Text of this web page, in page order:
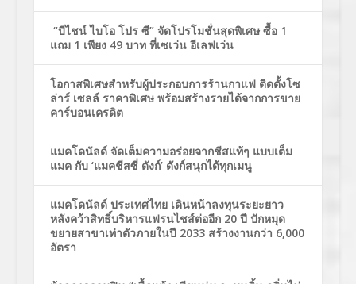
“บีไชน์ ไบโอ โปร ซี” จัดโปรโมชั่นสุดพิเศษ ซื้อ 1
แถม 1 เพียง 49 บาท ที่เซเว่น อีเลฟเว่น
โอกาสพิเศษสำหรับผู้ประกอบการร้านกาแฟ ติดตั้งโซ
ล่าร์ เซลล์ ราคาพิเศษ พร้อมสร้างรายได้จากการขาย
คาร์บอนเครดิต
แมคโดนัลด์ จัดเต็มความอร่อยจากชีสแท้ๆ แบบเต็ม
แมค กับ ‘แมคชีสซี่ ดังก์’ ดังก์สนุกได้ทุกเมนู
แมคโดนัลด์ ประเทศไทย เดินหน้าลงทุนระยะยาว
หลังคว้าสิทธิ์บริหารแฟรนไชส์ต่ออีก 20 ปี ปักหมุด
ขยายสาขาเท่าตัวภายในปี 2033 สร้างงานกว่า 6,000
อัตรา